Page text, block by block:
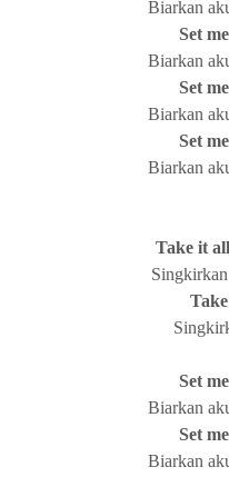
Biarkan
Set
Biarkan
Set
Biarkan
Set
Biarkan
Take it
Set
Biarkan
Set
Biarkan